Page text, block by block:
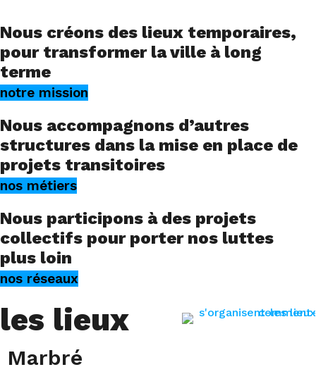
Nous créons des lieux temporaires,
pour transformer la ville à long
terme
notre mission
Nous accompagnons d’autres
structures dans la mise en place de
projets transitoires
nos métiers
Nous participons à des projets
collectifs pour porter nos luttes
plus loin
nos réseaux
les lieux
Marbré